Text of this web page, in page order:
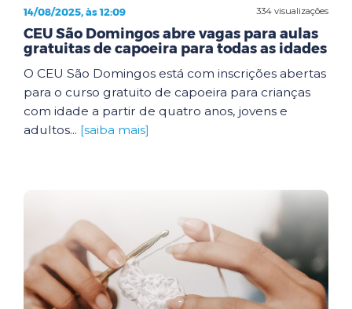
334 visualizações
14/08/2025, às 12:09
CEU São Domingos abre vagas para aulas
gratuitas de capoeira para todas as idades
O CEU São Domingos está com inscrições abertas
para o curso gratuito de capoeira para crianças
com idade a partir de quatro anos, jovens e
adultos... [saiba mais]